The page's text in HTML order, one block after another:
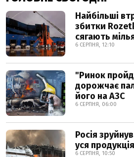
Найбільші
збитки
сягають
6 СЕРПНЯ, 12:10
"Ринок
дорожчає
його на АЗС
6 СЕРПНЯ, 06:00
Росія
уся
6 СЕРПНЯ, 10:50